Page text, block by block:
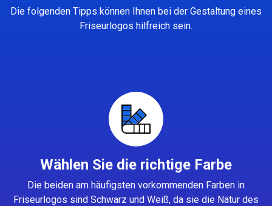
Die folgenden Tipps können Ihnen bei der Gestaltung eines
Friseurlogos hilfreich sein.
Wählen Sie die richtige Farbe
Die beiden am häufigsten vorkommenden Farben in
Friseurlogos sind Schwarz und Weiß, da sie die Natur des